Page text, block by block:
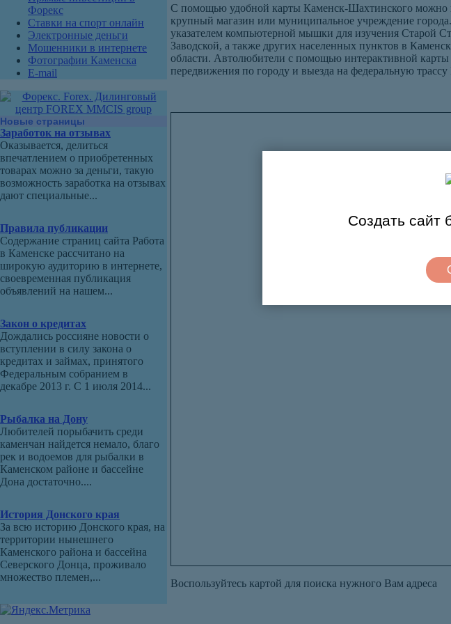
Форекс
Ставки на спорт онлайн
Электронные деньги
Мошенники в интернете
Фотографии Каменска
E-mail
Новые страницы
Заработок на отзывах
Оказывается, делиться
впечатлением о приобретенных
товарах можно за деньги, такую
возможность заработка на отзывах
дают специальные...
Правила публикации
Содержание страниц сайта Работа
в Каменске рассчитано на
широкую аудиторию в интернете,
своевременная публикация
объявлений на нашем...
Закон о кредитах
Дождались россияне новости о
вступлении в силу закона о
кредитах и займах, принятого
Федеральным собранием в
декабре 2013 г. С 1 июля 2014...
Рыбалка на Дону
Любителей порыбачить среди
каменчан найдется немало, благо
рек и водоемов для рыбалки в
Каменском районе и бассейне
Дона достаточно....
История Донского края
За всю историю Донского края, на
территории нынешнего
Каменского района и бассейна
Северского Донца, проживало
множество племен,...
С помощью удобной карты Каменск-Шахтинского можно
крупный магазин или муниципальное учреждение
указателем компьютерной мышки для изучения Старой
Заводской, а также других населенных пунктов в
области. Автолюбители с помощью интерактивной
передвижения по городу и выезда на федеральную
Воспользуйтесь картой для поиска нужного Вам адреса
Создать сайт